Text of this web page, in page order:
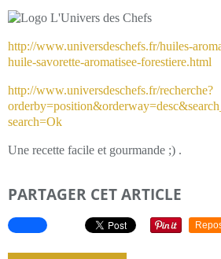
http://www.universdeschefs.fr/huiles-
huile-savorette-aromatisee-forestiere.html
http://www.universdeschefs.fr/recherche?
search=Ok
Une recette facile et gourmande ;) .
PARTAGER CET ARTICLE